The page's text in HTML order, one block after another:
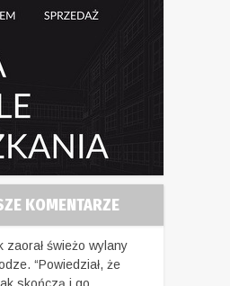
KOMENTARZE
zaorał świeżo wylany
“Powiedział, że